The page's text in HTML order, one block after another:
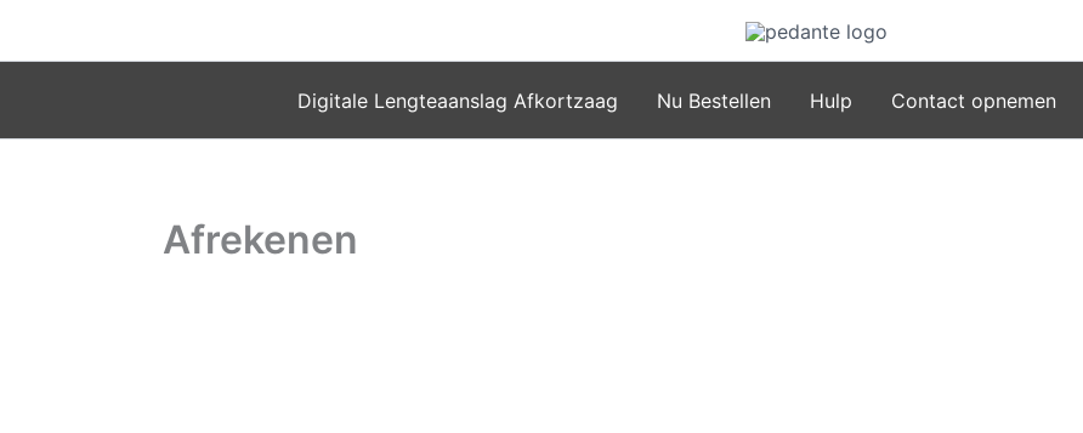
Digitale Lengteaanslag Afkortzaag Nu Bestellen Hulp Contact opnemen
Afrekenen